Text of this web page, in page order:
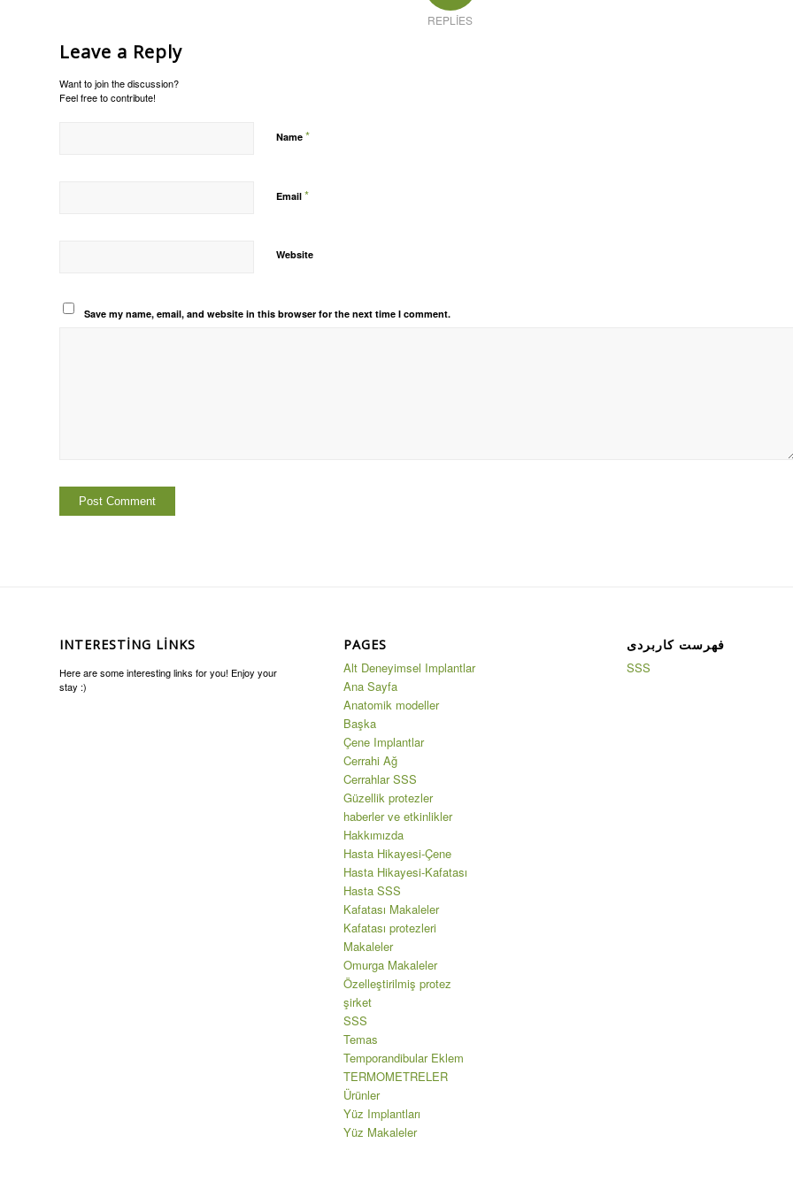
REPLIES
Leave a Reply
Want to join the discussion?
Feel free to contribute!
Name *
Email *
Website
Save my name, email, and website in this browser for the next time I comment.
INTERESTING LINKS
Here are some interesting links for you! Enjoy your
stay :)
PAGES
Alt Deneyimsel Implantlar
Ana Sayfa
Anatomik modeller
Başka
Çene Implantlar
Cerrahi Ağ
Cerrahlar SSS
Güzellik protezler
haberler ve etkinlikler
Hakkımızda
Hasta Hikayesi-Çene
Hasta Hikayesi-Kafatası
Hasta SSS
Kafatası Makaleler
Kafatası protezleri
Makaleler
Omurga Makaleler
Özelleştirilmiş protez
şirket
SSS
Temas
Temporandibular Eklem
TERMOMETRELER
Ürünler
Yüz Implantları
Yüz Makaleler
فهرست کاربردی
SSS